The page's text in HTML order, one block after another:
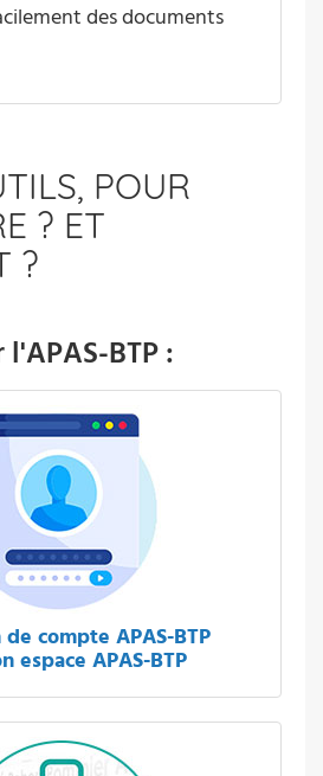
des documents
POUR
? ET
?
BTP :
compte APAS-BTP
espace APAS-BTP